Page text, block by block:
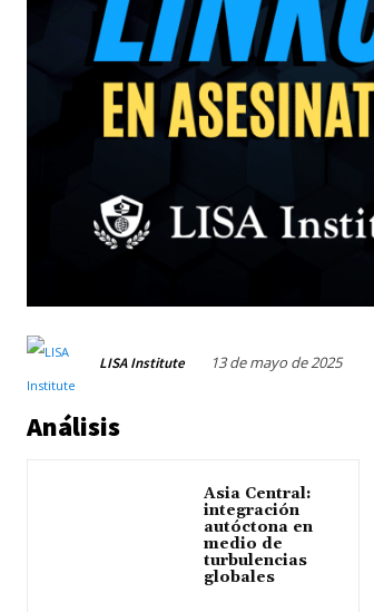
LISA Institute 13 de mayo de 2025
Análisis
Asia Central:
integración
autóctona en
medio de
turbulencias
globales